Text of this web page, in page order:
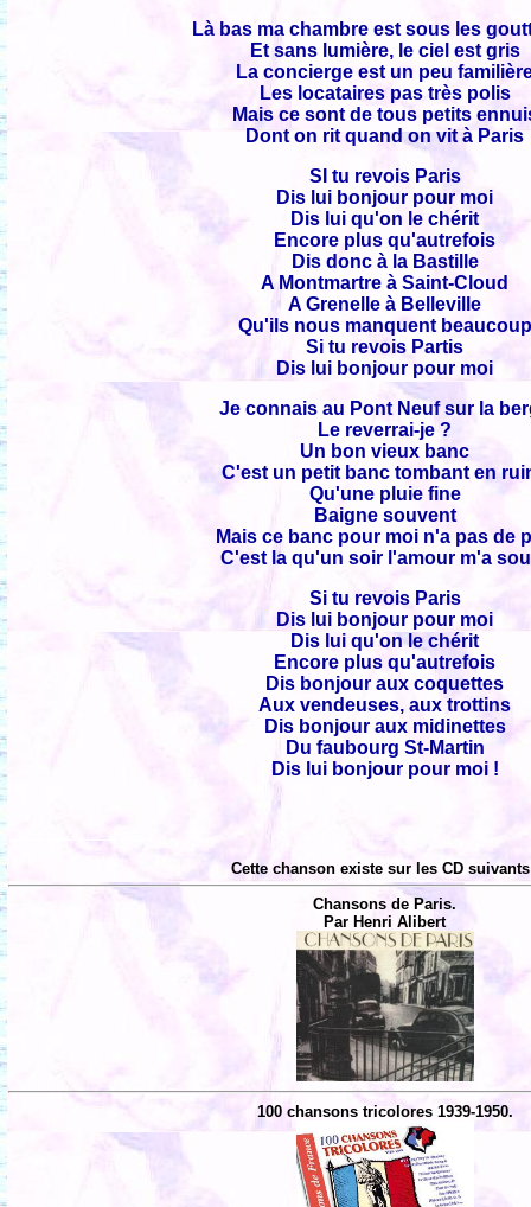
Là bas ma chambre est sous les
Et sans lumière, le ciel est gris
La concierge est un peu
Les locataires pas très polis
Mais ce sont de tous petits
Dont on rit quand on vit à Paris
SI tu revois Paris
Dis lui bonjour pour moi
Dis lui qu'on le chérit
Encore plus qu'autrefois
Dis donc à la Bastille
A Montmartre à Saint-Cloud
A Grenelle à Belleville
Qu'ils nous manquent beaucoup
Si tu revois Partis
Dis lui bonjour pour moi
Je connais au Pont Neuf sur la
Le reverrai-je ?
Un bon vieux banc
C'est un petit banc tombant en
Qu'une pluie fine
Baigne souvent
Mais ce banc pour moi n'a pas de
C'est la qu'un soir l'amour m'a
Si tu revois Paris
Dis lui bonjour pour moi
Dis lui qu'on le chérit
Encore plus qu'autrefois
Dis bonjour aux coquettes
Aux vendeuses, aux trottins
Dis bonjour aux midinettes
Du faubourg St-Martin
Dis lui bonjour pour moi !
Cette chanson existe sur les CD
Chansons de Paris.
Par Henri Alibert
100 chansons tricolores 1939-1950.